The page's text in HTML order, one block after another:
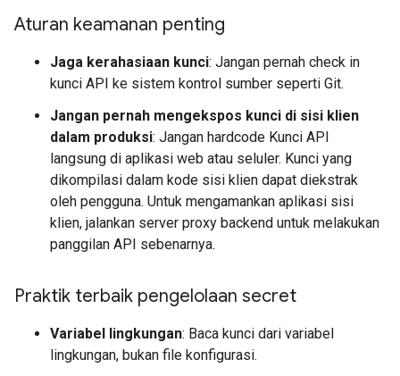
Aturan keamanan penting
Jaga kerahasiaan kunci: Jangan pernah check in
kunci API ke sistem kontrol sumber seperti Git.
Jangan pernah mengekspos kunci di sisi klien
dalam produksi: Jangan hardcode Kunci API
langsung di aplikasi web atau seluler. Kunci yang
dikompilasi dalam kode sisi klien dapat diekstrak
oleh pengguna. Untuk mengamankan aplikasi sisi
klien, jalankan server proxy backend untuk melakukan
panggilan API sebenarnya.
Praktik terbaik pengelolaan secret
Variabel lingkungan: Baca kunci dari variabel
lingkungan, bukan file konfigurasi.